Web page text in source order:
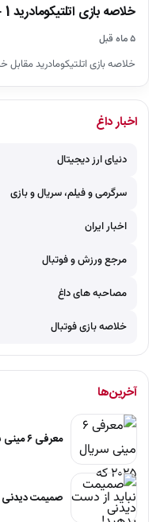
خلاصه بازی اتلتیکومادرید 1 – ختافه 0 | لالیگا اسپانیا
۵ ماه قبل
خلاصه بازی اتلتیکومادرید مقابل ختافه در
اخبار داغ
دنیای ارز دیجیتال
سرگرمی و فیلم، سریال و بازی
اخبار ایران
مرجع ورزش و فوتبال
مصاحبه های داغ
خلاصه بازی فوتبال
آخرین‌ها
معرفی ۶ مینی سریال ۲۰۲۵ که نباید از دست بدهید!
صمیمت دیدنی